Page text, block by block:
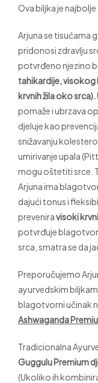
Ova biljka je
Arjuna se tisućama
pridonosi zdravlju
potvrđeno njezino
tahikardije, visokog
krvnih žila oko srca).
pomaže i ubrzava
djeluje kao
snižavanju
umirivanje upala
mogu oštetiti srce.
Arjuna ima
dajući tonus i
preveniravisoki
potvrđuje
srca, smatra se da
Preporučujemo
ayurvedskim
blagotvorni učinak
Ashwaganda
Tradicionalna
Guggulu Premium
(Ukoliko ih